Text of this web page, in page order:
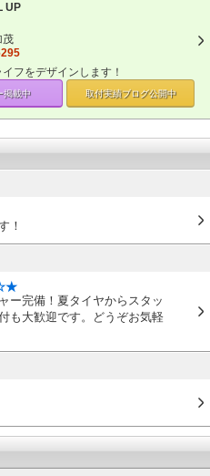
UP
茂
フをデザインします！
掲載中 取付実績ブログ公開中
！
☆★
ー完備！夏タイヤからスタッ
も大歓迎です。どうぞお気軽